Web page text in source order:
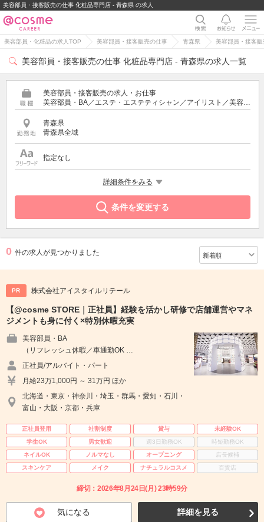
美容部員・接客販売の仕事 化粧品専門店 - 青森県 の求人
美容部員・化粧品の求人TOP 美容部員・接客販売の仕事 青森県 美容部員・接客
美容部員・接客販売の仕事 化粧品専門店 - 青森県の求人一覧
美容部員・接客販売の求人・お仕事
美容部員・BA／エステ・エステティシャン／アイリスト／美容師／受付・フロント
青森県
青森県全域
指定なし
詳細条件をみる
条件を変更する
0 件の求人が見つかりました
PR 株式会社アイスタイルリテール
【@cosme STORE｜正社員】経験を活かし研修で店舗運営やマネ
ジメントも身に付く×特別休暇充実
美容部員・BA
（リフレッシュ休暇／車通勤OK …
正社員/アルバイト・パート
月給23万1,000円 ～ 31万円 ほか
北海道・東京・神奈川・埼玉・群馬・愛知・石川・
富山・大阪・京都・兵庫
正社員登用 社割制度 賞与
未経験OK
学生OK
男女歓迎 週3日勤務OK
時短勤務OK
ネイルOK
ノルマなし オープニング
店長候補
スキンケア
メイク ナチュラルコスメ 百貨店
締切：2026年8月24日(月) 23時59分
気になる 詳細を見る